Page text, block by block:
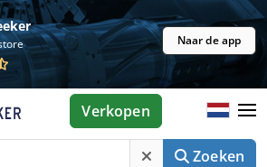
Naar de app
Zoeken
Verkopen